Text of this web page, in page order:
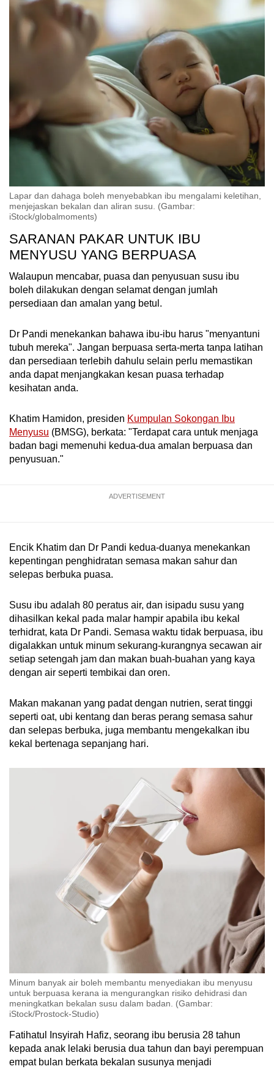
Lapar dan dahaga boleh menyebabkan ibu mengalami keletihan,
menjejaskan bekalan dan aliran susu. (Gambar:
iStock/globalmoments)
SARANAN PAKAR UNTUK IBU
MENYUSU YANG BERPUASA
Walaupun mencabar, puasa dan penyusuan susu ibu
boleh dilakukan dengan selamat dengan jumlah
persediaan dan amalan yang betul.
Dr Pandi menekankan bahawa ibu-ibu harus "menyantuni
tubuh mereka". Jangan berpuasa serta-merta tanpa latihan
dan persediaan terlebih dahulu selain perlu memastikan
anda dapat menjangkakan kesan puasa terhadap
kesihatan anda.
Khatim Hamidon, presiden Kumpulan Sokongan Ibu
Menyusu (BMSG), berkata: "Terdapat cara untuk menjaga
badan bagi memenuhi kedua-dua amalan berpuasa dan
penyusuan."
ADVERTISEMENT
Encik Khatim dan Dr Pandi kedua-duanya menekankan
kepentingan penghidratan semasa makan sahur dan
selepas berbuka puasa.
Susu ibu adalah 80 peratus air, dan isipadu susu yang
dihasilkan kekal pada malar hampir apabila ibu kekal
terhidrat, kata Dr Pandi. Semasa waktu tidak berpuasa, ibu
digalakkan untuk minum sekurang-kurangnya secawan air
setiap setengah jam dan makan buah-buahan yang kaya
dengan air seperti tembikai dan oren.
Makan makanan yang padat dengan nutrien, serat tinggi
seperti oat, ubi kentang dan beras perang semasa sahur
dan selepas berbuka, juga membantu mengekalkan ibu
kekal bertenaga sepanjang hari.
Minum banyak air boleh membantu menyediakan ibu menyusu
untuk berpuasa kerana ia mengurangkan risiko dehidrasi dan
meningkatkan bekalan susu dalam badan. (Gambar:
iStock/Prostock-Studio)
Fatihatul Insyirah Hafiz, seorang ibu berusia 28 tahun
kepada anak lelaki berusia dua tahun dan bayi perempuan
empat bulan berkata bekalan susunya menjadi